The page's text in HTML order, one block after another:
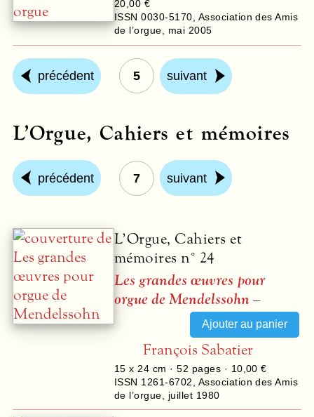
20,00 €
ISSN 0030-5170 Association des Amis
de l’orgue
mai 2005
précédent 5 suivant
L’Orgue, Cahiers et mémoires
précédent 7 suivant
L’Orgue, Cahiers et
mémoires n° 24
Les grandes œuvres pour
orgue de Mendelssohn –
François Sabatier
15 x 24 cm ·52 pages · 10,00 €
ISSN 1261-6702
Association des Amis
de l’orgue
juillet 1980